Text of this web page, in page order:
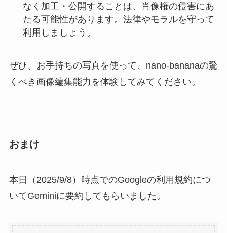
なく加工・公開することは、肖像権の侵害にあ
たる可能性があります。法律やモラルを守って
利用しましょう。
ぜひ、お手持ちの写真を使って、nano-bananaの驚
くべき画像編集能力を体験してみてください。
おまけ
本日（2025/9/8）時点でのGoogleの利用規約につ
いてGeminiに要約してもらいました。